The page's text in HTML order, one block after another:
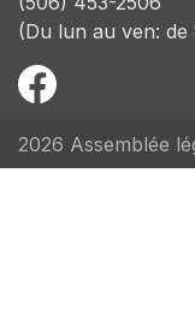
(Du lun au ven: de
2026 Assemblée